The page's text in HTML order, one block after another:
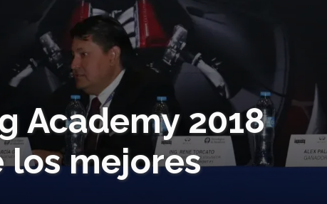
Academy 2018
los mejores